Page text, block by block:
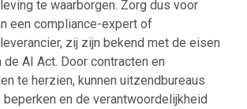
te waarborgen. Zorg dus voor
een compliance-expert of
leverancier, zij zijn bekend met de eisen
de AI Act. Door contracten en
te herzien, kunnen uitzendbureaus
beperken en de verantwoordelijkheid